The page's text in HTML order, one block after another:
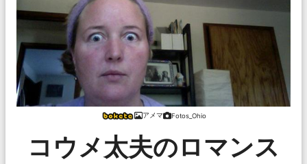
アメマ Fotos_Ohio
コウメ太夫のロマンス